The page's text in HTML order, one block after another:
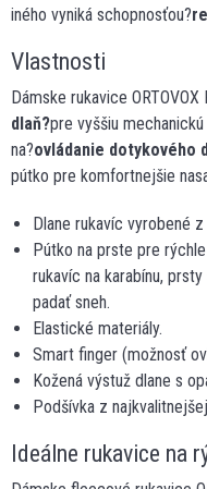
iného vyniká schopnosťou?
Vlastnosti
Dámske rukavice ORTOVOX
dlaň?pre vyššiu
na?ovládanie dotykového
pútko pre komfortnejšie
Dlane rukavíc vyrobené
Pútko na prste pre
rukavíc na karabínu,
padať sneh.
Elastické materiály.
Smart finger (možnosť
Kožená výstuž dlane s
Podšívka z
Ideálne rukavice na